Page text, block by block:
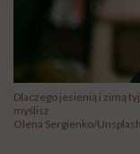
Dlaczego jesienią i zimą
myślisz
Olena Sergienko/Unsplash